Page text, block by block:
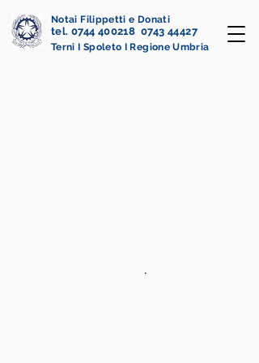
Notai Filippetti e Donati
tel. 0744 400218 0743 44427
Terni I Spoleto I Regione Umbria